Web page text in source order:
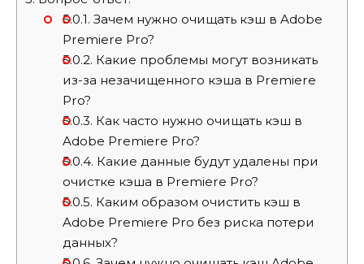
5.0.1. Зачем нужно очищать кэш в Adobe
Premiere Pro?
5.0.2. Какие проблемы могут возникать
из-за незачищенного кэша в Premiere
Pro?
5.0.3. Как часто нужно очищать кэш в
Adobe Premiere Pro?
5.0.4. Какие данные будут удалены при
очистке кэша в Premiere Pro?
5.0.5. Каким образом очистить кэш в
Adobe Premiere Pro без риска потери
данных?